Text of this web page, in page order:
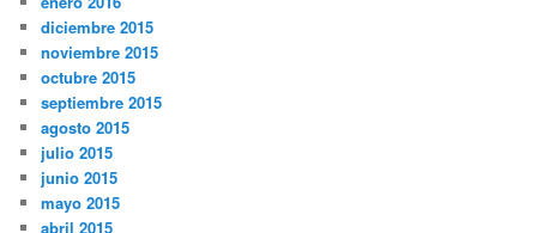
diciembre 2015
noviembre 2015
octubre 2015
septiembre 2015
agosto 2015
julio 2015
junio 2015
mayo 2015
abril 2015